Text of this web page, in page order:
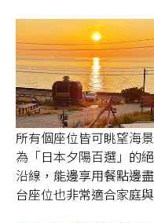
所有個座位皆可眺望海
為「日本夕陽百選」的
沿線，能邊享用餐點邊
台座位也非常適合家庭